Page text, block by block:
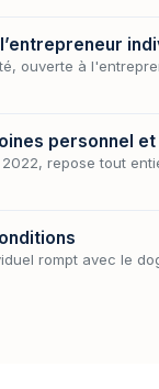
ouverte à
personnel
repose tout
rompt avec le